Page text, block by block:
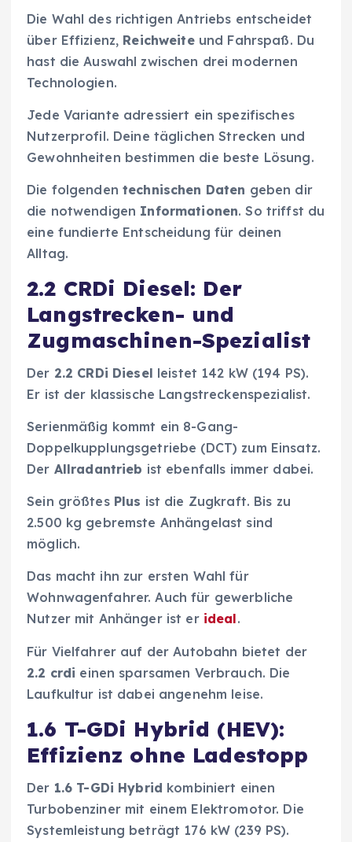
Die Wahl des richtigen Antriebs entscheidet
über Effizienz, Reichweiteund Fahrspaß. Du
hast die Auswahl zwischen drei modernen
Technologien.
Jede Variante adressiert ein spezifisches
Nutzerprofil. Deine täglichen Strecken und
Gewohnheiten bestimmen die beste Lösung.
Die folgendentechnischen Daten geben dir
die notwendigen Informationen. So triffst du
eine fundierte Entscheidung für deinen
Alltag.
2.2 CRDi Diesel: Der
Langstrecken- und
Zugmaschinen-Spezialist
Der 2.2 CRDi Diesel leistet 142 kW (194 PS).
Er ist der klassische Langstreckenspezialist.
Serienmäßig kommt ein 8-Gang-
Doppelkupplungsgetriebe (DCT) zum Einsatz.
Der Allradantrieb ist ebenfalls immer dabei.
Sein größtes Plus ist die Zugkraft. Bis zu
2.500 kg gebremste Anhängelast sind
möglich.
Das macht ihn zur ersten Wahl für
Wohnwagenfahrer. Auch für gewerbliche
Nutzer mit Anhänger ist er ideal.
Für Vielfahrer auf der Autobahn bietet der
2.2 crdi einen sparsamen Verbrauch. Die
Laufkultur ist dabei angenehm leise.
1.6 T-GDi Hybrid (HEV):
Effizienz ohne Ladestopp
Der 1.6 T-GDi Hybrid kombiniert einen
Turbobenziner mit einem Elektromotor. Die
Systemleistung beträgt 176 kW (239 PS).